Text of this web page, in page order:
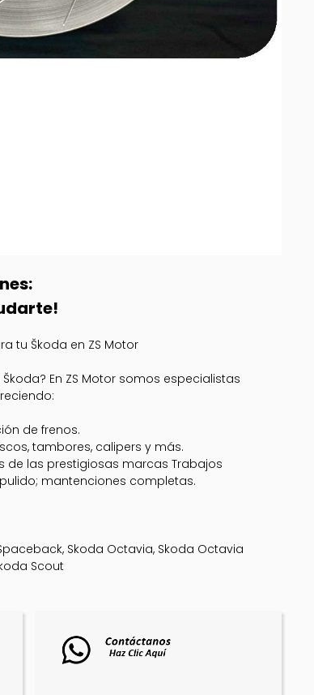
tu Škoda en ZS Motor
En ZS Motor somos especialistas
de frenos.
tambores, calipers y más.
de las prestigiosas marcas Trabajos
mantenciones completas.
Skoda Octavia, Skoda Octavia
Scout